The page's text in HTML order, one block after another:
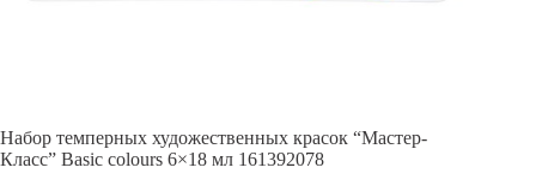
Набор темперных художественных красок “Мастер-
Класс” Basic colours 6×18 мл 161392078